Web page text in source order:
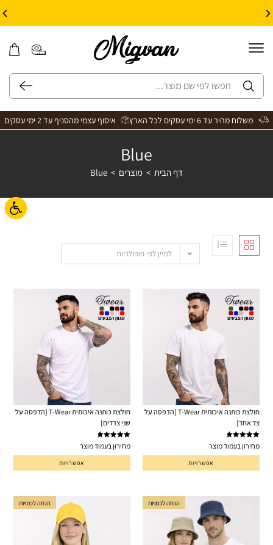
פתח
משלוח מהיר עד 6 ימי עסקים לכל הארץ איסוף עצמי מהסניף עד 2 ימי עסקים
Blue
דף הבית > מוצרים >
Blue
למיין לפי פופולריות
חולצת כותנה איכותית T-Wear [הדפסה על
צד אחד]
דורג5.00
מחירון בעמוד מוצר
אפשרויות
חולצת כותנה איכותית T-Wear [הדפסה על
שני צדדים]
דורג5.00
מחירון בעמוד מוצר
אפשרויות
הנחה לכמויות הנחה לכמויות